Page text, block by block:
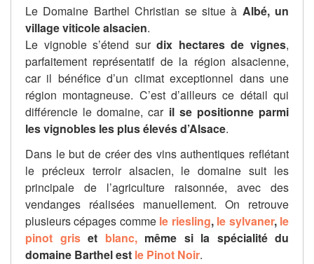
Le Domaine Barthel Christian se situe à Albé, un
village viticole alsacien.
Le vignoble s’étend surdix hectares de vignes,
parfaitement représentatif de la région alsacienne,
car il bénéfice d’un climat exceptionnel dans une
région montagneuse. C’est d’ailleurs ce détail qui
différencie le domaine, car il se positionne parmi
les vignobles les plus élevés d’Alsace.
Dans le but de créer des vins authentiques reflétant
le précieux terroir alsacien, le domaine suit les
principale de l’agriculture raisonnée, avec des
vendanges réalisées manuellement. On retrouve
plusieurs cépages comme le riesling, le sylvaner, le
pinot griset blanc,même si la spécialité du
domaine Barthel est le Pinot Noir.